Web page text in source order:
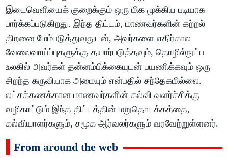
இடைவெளியைக் குறைக்கும் ஒரு மிக முக்கிய படியாக
பார்க்கப்படுகிறது. இந்த திட்டம், மாணவர்களின் கற்றல்
திறனை மேம்படுத்துவதுடன், அவர்களை எதிர்கால
வேலைவாய்ப்புகளுக்கு தயார்படுத்தவும், தொழில்நுட்ப
உலகில் அவர்கள் தன்னம்பிக்கையுடன் பயணிக்கவும் ஒரு
சிறந்த கருவியாக அமையும் என்பதில் சந்தேகமில்லை.
லட்சக்கணக்கான மாணவர்களின் கல்வி வளர்ச்சிக்கு
வழிகாட்டும் இந்த திட்டத்தின் மறுதொடக்கத்தை,
கல்வியாளர்களும், சமூக ஆர்வலர்களும் வரவேற்றுள்ளனர்.
From around the web